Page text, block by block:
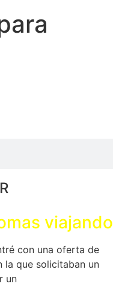
viajando
con una oferta de
la que solicitaban un
un